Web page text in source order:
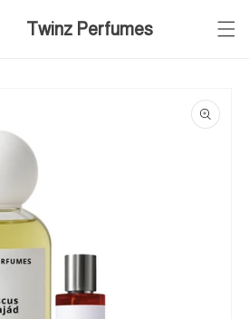
للمحتوى
Twinz Perfumes
لمعلومات
المنتج